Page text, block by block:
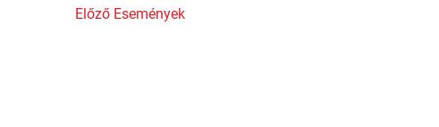
a
Előző Események